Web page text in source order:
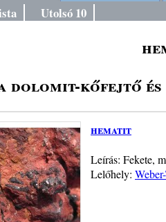
Utolsó 10
dolomit-kőfejtő
hematit
Leírás: Fekete,
Lelőhely: